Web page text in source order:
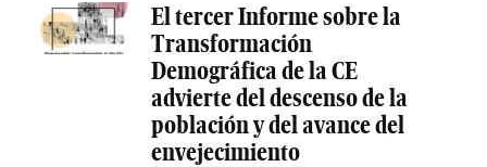
El tercer Informe sobre la
Transformación
Demográfica de la CE
advierte del descenso de la
población y del avance del
envejecimiento